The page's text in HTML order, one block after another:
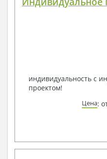
индивидуальность с
проектом!
Цена: